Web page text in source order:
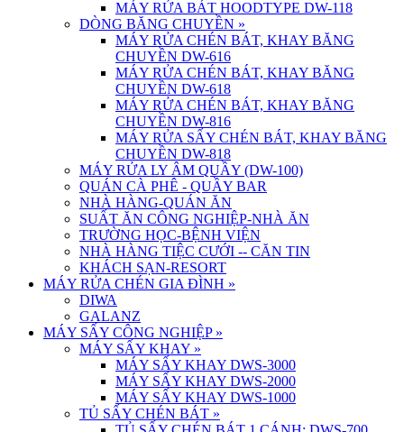
MÁY RỬA BÁT HOODTYPE DW-118
DÒNG BĂNG CHUYỀN »
MÁY RỬA CHÉN BÁT, KHAY BĂNG
CHUYỀN DW-616
MÁY RỬA CHÉN BÁT, KHAY BĂNG
CHUYỀN DW-618
MÁY RỬA CHÉN BÁT, KHAY BĂNG
CHUYỀN DW-816
MÁY RỬA SẤY CHÉN BÁT, KHAY BĂNG
CHUYỀN DW-818
MÁY RỬA LY ÂM QUẦY (DW-100)
QUÁN CÀ PHÊ - QUẦY BAR
NHÀ HÀNG-QUÁN ĂN
SUẤT ĂN CÔNG NGHIỆP-NHÀ ĂN
TRƯỜNG HỌC-BỆNH VIỆN
NHÀ HÀNG TIỆC CƯỚI -- CĂN TIN
KHÁCH SẠN-RESORT
MÁY RỬA CHÉN GIA ĐÌNH »
DIWA
GALANZ
MÁY SẤY CÔNG NGHIỆP »
MÁY SẤY KHAY »
MÁY SẤY KHAY DWS-3000
MÁY SẤY KHAY DWS-2000
MÁY SẤY KHAY DWS-1000
TỦ SẤY CHÉN BÁT »